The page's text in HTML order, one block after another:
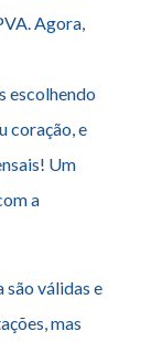
Agora,
escolhendo
coração, e
Um
a
são válidas e
mas